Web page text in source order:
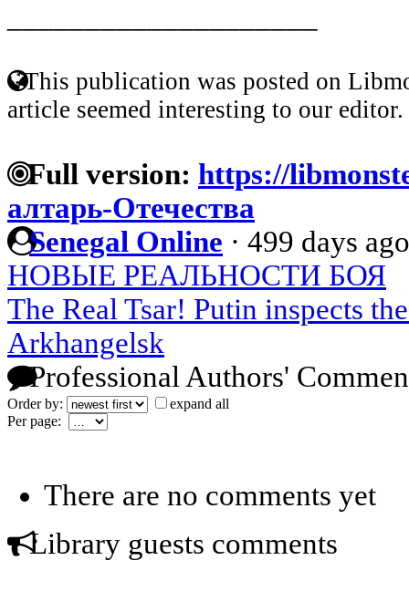
This publication was posted on
article seemed interesting to our editor.
Full version: https://
алтарь-Отечества
Senegal Online · 499 days ago
НОВЫЕ РЕАЛЬНОСТИ БОЯ
The Real Tsar! Putin inspects
Arkhangelsk
Professional Authors'
Order by:
expand all
Per page:
There are no comments yet
Library guests comments